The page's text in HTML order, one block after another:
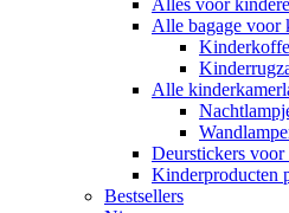
Alle bagage voor
Alle
Deurstickers voor
Kinderproducten
Bestsellers